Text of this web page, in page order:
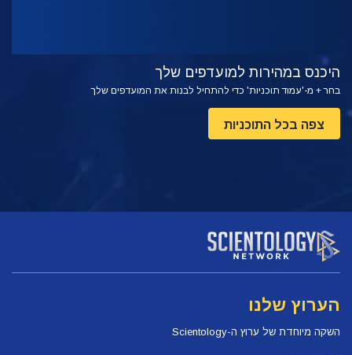
היכנס במהירות למועדפים שלך
בחר + מ-'עמוד תוכניות' כדי להתחיל לבנות את המועדפים שלך
צפה בכל התוכניות
הערוץ שלנו
השקה מיוחדת של ערוץ ה-Scientology